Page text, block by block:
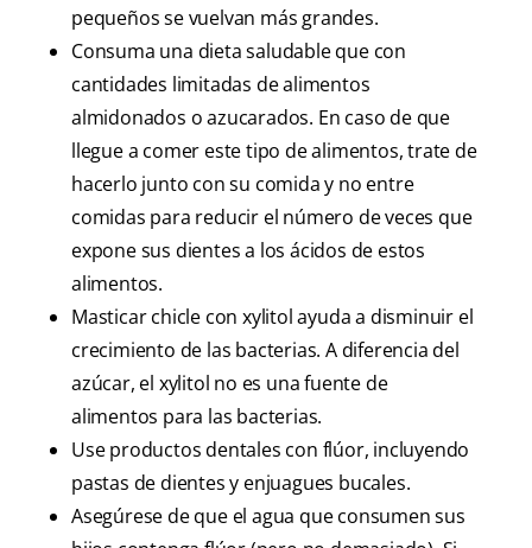
pequeños se vuelvan más grandes.
Consuma una dieta saludable que con
cantidades limitadas de alimentos
almidonados o azucarados. En caso de que
llegue a comer este tipo de alimentos, trate de
hacerlo junto con su comida y no entre
comidas para reducir el número de veces que
expone sus dientes a los ácidos de estos
alimentos.
Masticar chicle con xylitol ayuda a disminuir el
crecimiento de las bacterias. A diferencia del
azúcar, el xylitol no es una fuente de
alimentos para las bacterias.
Use productos dentales con flúor, incluyendo
pastas de dientes y enjuagues bucales.
Asegúrese de que el agua que consumen sus